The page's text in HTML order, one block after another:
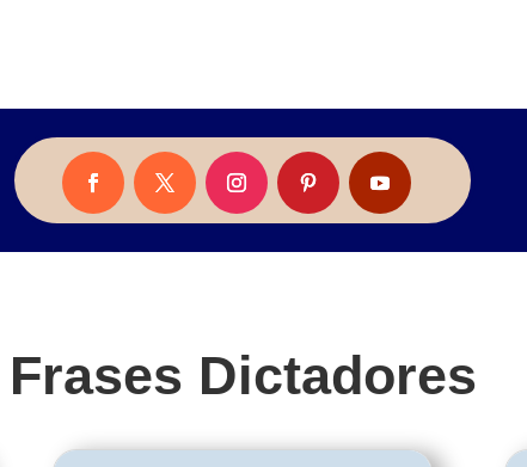
Frases Dictadores